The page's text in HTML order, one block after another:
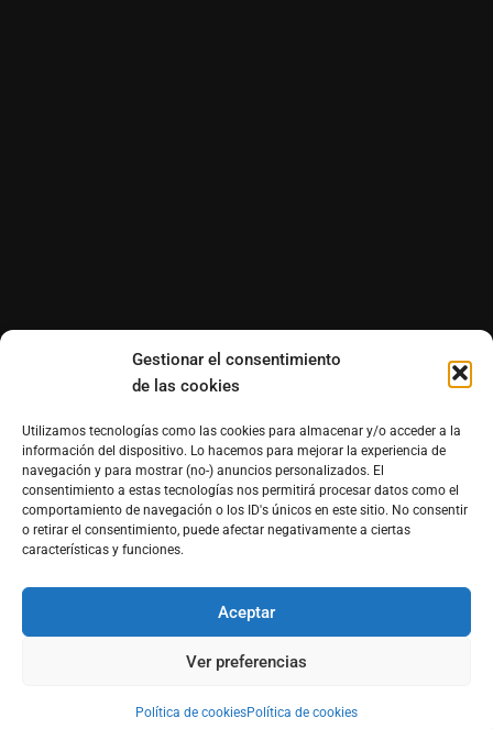
Gestionar el consentimiento
de las cookies
Utilizamos tecnologías como las cookies para almacenar y/o acceder a la
información del dispositivo. Lo hacemos para mejorar la experiencia de
navegación y para mostrar (no-) anuncios personalizados. El
consentimiento a estas tecnologías nos permitirá procesar datos como el
comportamiento de navegación o los ID's únicos en este sitio. No consentir
o retirar el consentimiento, puede afectar negativamente a ciertas
características y funciones.
Aceptar
Ver preferencias
Política de cookiesPolítica de cookies
®Derechos reservados de Morfosmedia Comunicaciones
prohibida la reproducción total o parcial WordPress
Política de cookies (UE)